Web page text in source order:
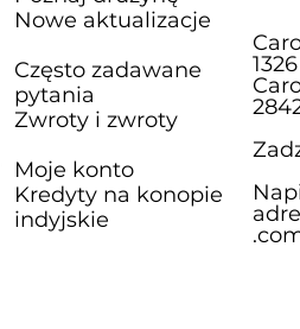
Nowe aktualizacje
Często zadawane
pytania
Zwroty i zwroty
Moje konto
Kredyty na konopie
indyjskie